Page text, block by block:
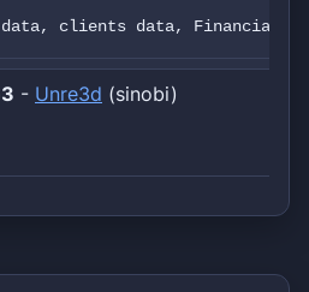
data, clients data, Financial
- Unre3d (sinobi)